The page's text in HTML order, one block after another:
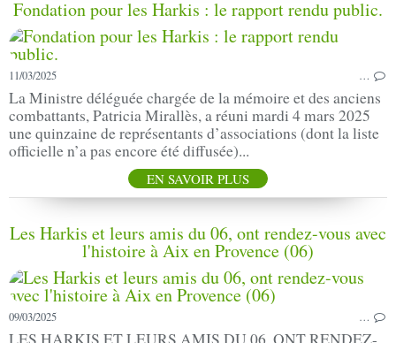
Fondation pour les Harkis : le rapport rendu public.
11/03/2025 …
La Ministre déléguée chargée de la mémoire et des anciens
combattants, Patricia Mirallès, a réuni mardi 4 mars 2025
une quinzaine de représentants d’associations (dont la liste
officielle n’a pas encore été diffusée)...
EN SAVOIR PLUS
Les Harkis et leurs amis du 06, ont rendez-vous avec
l'histoire à Aix en Provence (06)
09/03/2025 …